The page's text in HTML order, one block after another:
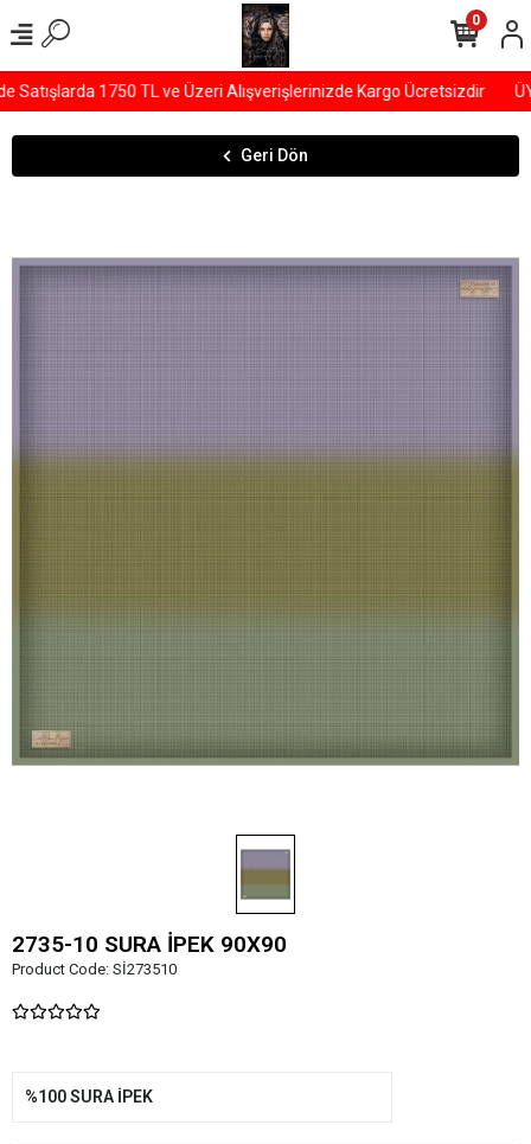
1750 TL ve Üzeri Alışverişlerinizde Kargo Ücretsizdir
0
Geri Dön
2735-10 SURA İPEK 90X90
Product Code: Sİ273510
%100 SURA İPEK